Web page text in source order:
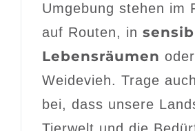
Umgebung stehen im
auf Routen, in
Lebensräumen
Weidevieh. Trage
bei, dass unsere